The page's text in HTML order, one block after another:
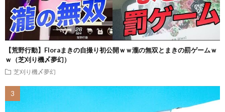
【荒野行動】Floraまきの自撮り初公開ｗｗ瀧の無双とまきの罰ゲームｗ
ｗ（芝刈り機〆夢幻）
芝刈り機〆夢幻